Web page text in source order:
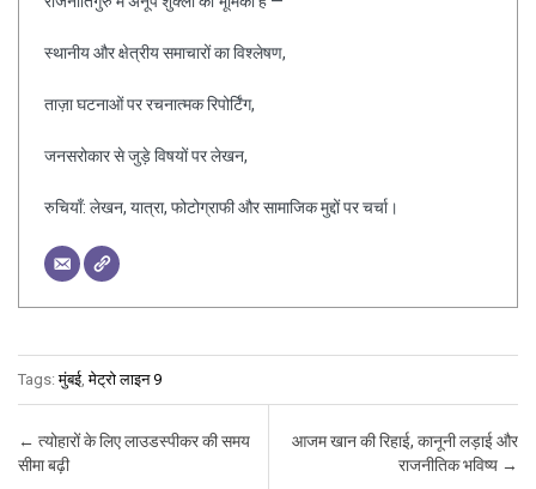
स्थानीय और क्षेत्रीय समाचारों का विश्लेषण,
ताज़ा घटनाओं पर रचनात्मक रिपोर्टिंग,
जनसरोकार से जुड़े विषयों पर लेखन,
रुचियाँ: लेखन, यात्रा, फोटोग्राफी और सामाजिक मुद्दों पर चर्चा।
Tags:मुंबई,मेट्रो लाइन 9
Post navigation
← त्योहारों के लिए लाउडस्पीकर की समय
सीमा बढ़ी
आजम खान की रिहाई, कानूनी लड़ाई और
राजनीतिक भविष्य →